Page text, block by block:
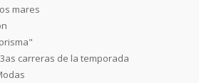
mares
carreras de la temporada